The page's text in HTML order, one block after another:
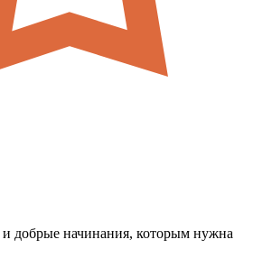
добрые начинания, которым нужна